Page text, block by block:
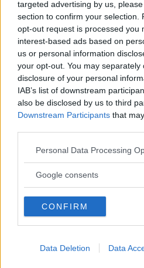
targeted advertising by us,
section to confirm your selection.
opt-out request is processed you
interest-based ads based on
us or personal information
your opt-out. You may
disclosure of your personal
IAB’s list of downstream
also be disclosed by us to third
Downstream Participants that
Please note that this website/app
not limited to your visit or usage
use your data for below specified
consent section.
Personal Data Processing
Google consents
CONFIRM
Data Deletion Data
MISSA INTE KOMMANDE
TRAFIKSÄKERHET
Få vårt nyhetsbrev utan
personuppgiftspolicy.
MER FRÅN VI BILÄGARE